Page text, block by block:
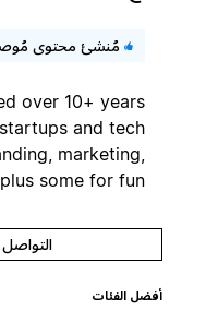
مُنشئ محتوى مُوصى به
used over 10+ years
startups and tech
branding, marketing,
some for fun!
التواصل مع
أفضل الفئات